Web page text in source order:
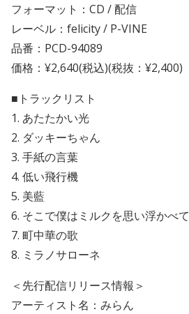
フォーマット：CD / 配信
レーベル：felicity / P-VINE
品番：PCD-94089
価格：¥2,640(税込)(税抜：¥2,400)
■トラックリスト
1. あたたかい光
2. ダッキーちゃん
3. 手紙の言葉
4. 低い飛行機
5. 美藍
6. そこで僕はミルクを思い浮かべて
7. 町中華の歌
8. ミラノサローネ
＜先行配信リリース情報＞
アーティスト名：みらん